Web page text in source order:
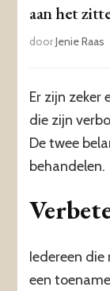
aan het
doorJenie Raas
Er zijn zeker
die zijn
De twee
behandelen.
Iedereen
een